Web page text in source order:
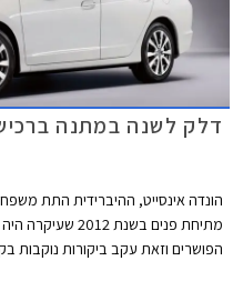
דלק לשנה במתנה
מתיחת פנים בשנת
הפושרים וזאת עקב ביקורות נוקבות